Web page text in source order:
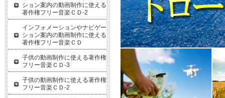
ション案内の動画制作に使える
著作権フリー音楽ＣＤ-2
インフォメーションやナビゲー
ション案内の動画制作に使える
著作権フリー音楽ＣＤ
子供の動画制作に使える著作権
フリー音楽ＣＤ-3
子供の動画制作に使える著作権
フリー音楽ＣＤ-2